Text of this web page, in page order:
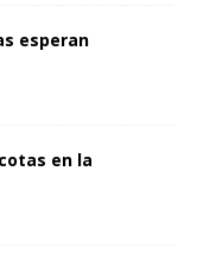
esperan
en la